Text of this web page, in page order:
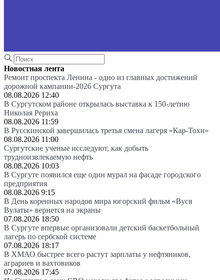
Новостная лента
Ремонт проспекта Ленина - одно из главных достижений
дорожной кампании-2026 Сургута
08.08.2026 12:40
В Сургутском районе открылась выставка к 150-летию
Николая Рериха
08.08.2026 11:59
В Русскинской завершилась третья смена лагеря «Кар-Тохи»
08.08.2026 11:00
Сургутские ученые исследуют, как добыть
трудноизвлекаемую нефть
08.08.2026 10:03
В Сургуте появился еще один мурал на фасаде городского
предприятия
08.08.2026 9:15
В День коренных народов мира югорский фильм «Вуся
Вулаты» вернется на экраны
07.08.2026 18:50
В Сургуте впервые организовали детский баскетбольный
лагерь по сербской системе
07.08.2026 18:17
В ХМАО быстрее всего растут зарплаты у нефтяников,
аграриев и вахтовиков
07.08.2026 17:45